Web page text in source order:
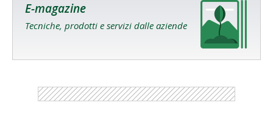
E-magazine
Tecniche, prodotti e servizi dalle aziende